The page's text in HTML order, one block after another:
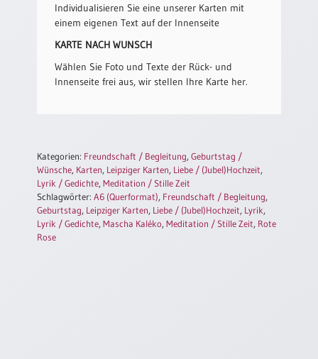
Eheschliessung
Hochzeitsjubiläum
Urkunden
PC-
Urkunden
Individualisieren Sie eine unserer Karten mit
einem eigenen Text auf der Innenseite
KARTE NACH WUNSCH
Wählen Sie Foto und Texte der Rück- und
Innenseite frei aus, wir stellen Ihre Karte her.
Kategorien: Freundschaft / Begleitung,Geburtstag /
Wünsche, Karten, Leipziger Karten, Liebe / (Jubel)Hochzeit,
Lyrik / Gedichte,Meditation / Stille Zeit
Schlagwörter:A6 (Querformat), Freundschaft / Begleitung,
Geburtstag, Leipziger Karten, Liebe / (Jubel)Hochzeit, Lyrik,
Lyrik / Gedichte,Mascha Kaléko,Meditation / Stille Zeit, Rote
Rose